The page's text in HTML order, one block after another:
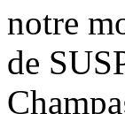
notre
de